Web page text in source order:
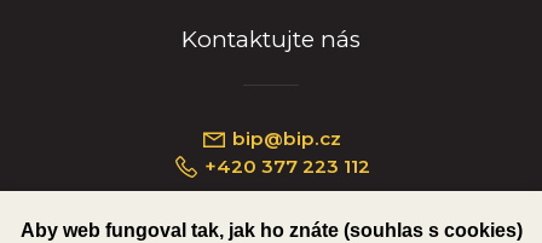
Kontaktujte nás
bip@bip.cz
+420 377 223 112
Aby web fungoval tak, jak ho znáte (souhlas s cookies)